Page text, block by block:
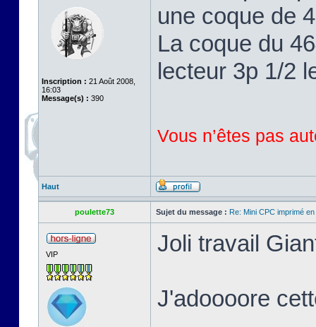
Inscription : 21 Août 2008,
16:03
Message(s) : 390
une coque de
La coque du
lecteur 3p 1/2
Vous n’êtes pas
Haut
poulette73 Sujet du message : Re: Mini CPC imprimé
VIP Joli travail
J'adoooore